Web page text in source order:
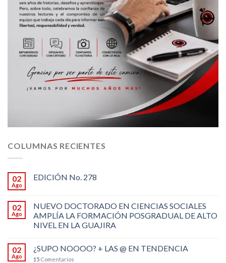
COLUMNAS RECIENTES
02
Ago
EDICIÓN No. 278
02
Ago
NUEVO DOCTORADO EN CIENCIAS SOCIALES
AMPLÍA LA FORMACIÓN POSGRADUAL DE ALTO
NIVEL EN LA GUAJIRA
02
Ago
¿SUPO NOOOO? + LAS @ EN TENDENCIA
15 Comentarios